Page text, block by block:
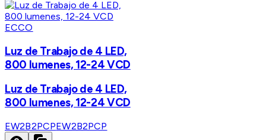
ECCO
Luz de Trabajo de 4 LED,
800 lumenes, 12-24 VCD
Luz de Trabajo de 4 LED,
800 lumenes, 12-24 VCD
EW2B2PCPEW2B2PCP